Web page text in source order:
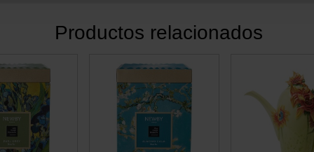
Productos relacionados